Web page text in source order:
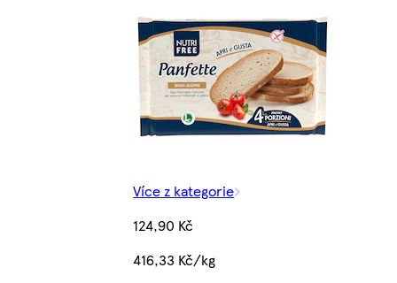
Více z kategorie
124,90 Kč
416,33 Kč/kg